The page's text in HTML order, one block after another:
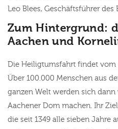
Leo Blees, Geschäftsführer des
Zum Hintergrund:
Aachen und
Die Heiligtumsfahrt findet vom
Über 100.000 Menschen aus
ganzen Welt werden sich
Aachener Dom machen. Ihr
die seit 1349 alle sieben Jahre